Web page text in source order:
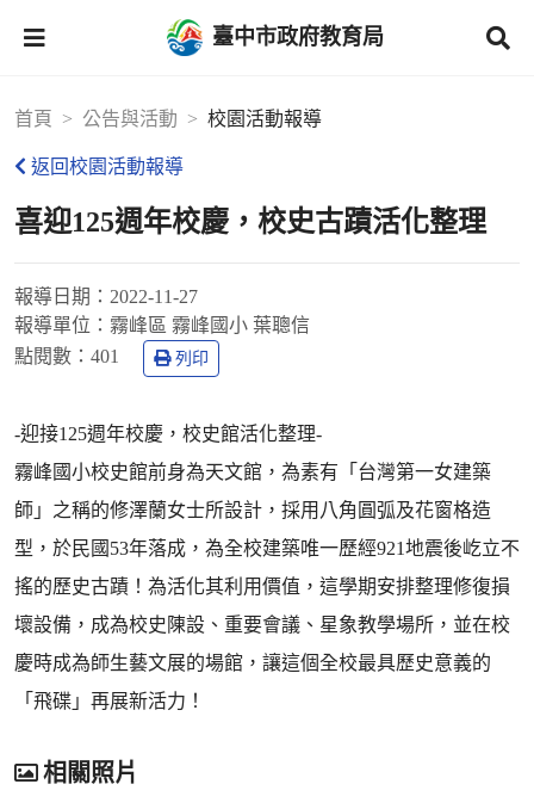
臺中市政府教育局
首頁 公告與活動 校園活動報導
返回校園活動報導
喜迎125週年校慶，校史古蹟活化整理
報導日期： 2022-11-27
報導單位： 霧峰區 霧峰國小 葉聰信
點閱數： 401 列印
-迎接125週年校慶，校史館活化整理-
霧峰國小校史館前身為天文館，為素有「台灣第一女建築
師」之稱的修澤蘭女士所設計，採用八角圓弧及花窗格造
型，於民國53年落成，為全校建築唯一歷經921地震後屹立不
搖的歷史古蹟！為活化其利用價值，這學期安排整理修復損
壞設備，成為校史陳設、重要會議、星象教學場所，並在校
慶時成為師生藝文展的場館，讓這個全校最具歷史意義的
「飛碟」再展新活力！
相關照片